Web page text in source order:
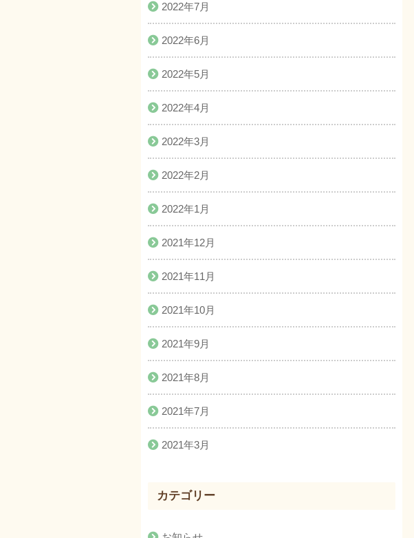
2022年7月
2022年6月
2022年5月
2022年4月
2022年3月
2022年2月
2022年1月
2021年12月
2021年11月
2021年10月
2021年9月
2021年8月
2021年7月
2021年3月
カテゴリー